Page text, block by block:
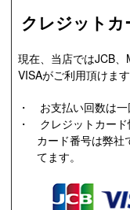
クレジットカ
現在、当店ではJCB、
VISAがご利用頂けます
・ お支払い回数は一
・ クレジットカード
カード番号は弊社で
てます。